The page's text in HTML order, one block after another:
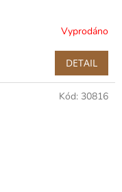
Vyprodáno
DETAIL
Kód: 30816